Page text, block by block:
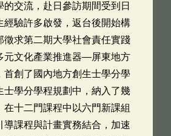
的交流，赴日參訪期間受到日
經驗許多啟發，返台後開始構
徵求第二期大學社會責任實踐
元文化產業推進器—屏東地方
首創了國內地方創生士學分學
士學分學程規劃中，納入了幾
在十二門課程中以六門新課組
導課程與計畫實務結合，加速